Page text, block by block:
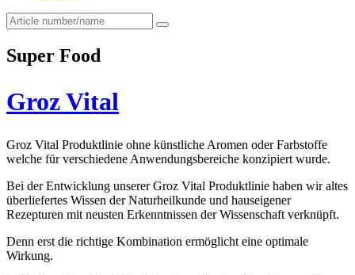
Search
for:
Super Food
Groz Vital
Groz Vital Produktlinie ohne künstliche Aromen oder Farbstoffe
welche für verschiedene Anwendungsbereiche konzipiert wurde.
Bei der Entwicklung unserer Groz Vital Produktlinie haben wir altes
überliefertes Wissen der Naturheilkunde und hauseigener
Rezepturen mit neusten Erkenntnissen der Wissenschaft verknüpft.
Denn erst die richtige Kombination ermöglicht eine optimale
Wirkung.